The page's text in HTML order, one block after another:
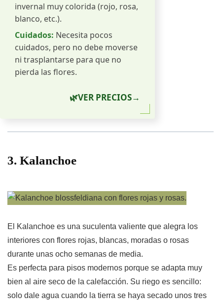
invernal muy colorida (rojo, rosa,
blanco, etc.).
Cuidados: Necesita pocos
cuidados, pero no debe moverse
ni trasplantarse para que no
pierda las flores.
🌿VER PRECIOS→
3. Kalanchoe
El Kalanchoe es una suculenta valiente que alegra los
interiores con flores rojas, blancas, moradas o rosas
durante unas ocho semanas de media.
Es perfecta para pisos modernos porque se adapta muy
bien al aire seco de la calefacción. Su riego es sencillo:
solo dale agua cuando la tierra se haya secado unos tres